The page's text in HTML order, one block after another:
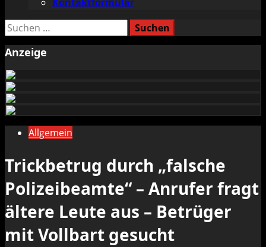
Suchen
Anzeige
Allgemein
Trickbetrug durch „falsche
Polizeibeamte“ – Anrufer fragt
ältere Leute aus – Betrüger
mit Vollbart gesucht